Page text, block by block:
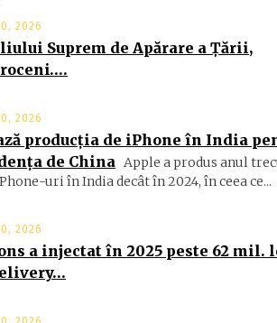
2026
Suprem de Apărare a Ţării,
2026
producția de iPhone în India
de China Apple a produs anul
uri în India decât în 2024, în ceea ce...
2026
a injectat în 2025 peste 62 mil.